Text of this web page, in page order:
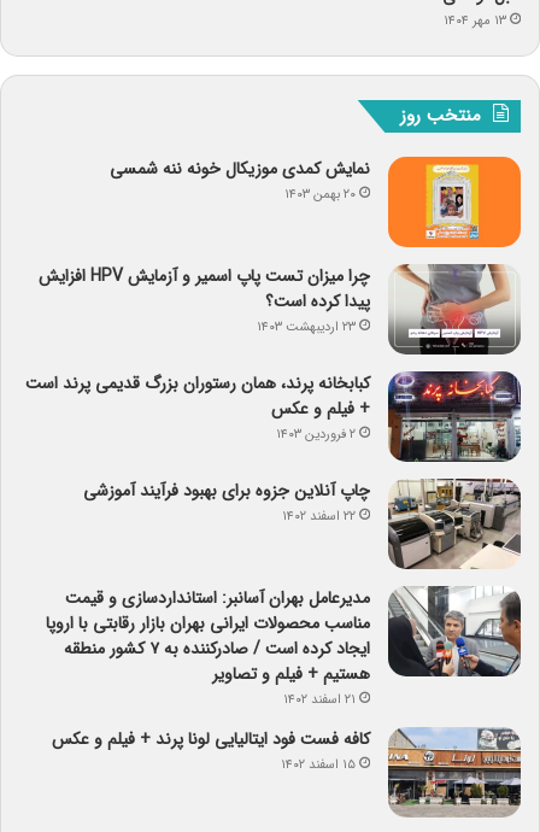
۱۳ مهر ۱۴۰۴
منتخب روز
نمایش کمدی موزیکال خونه ننه شمسی
۲۰ بهمن ۱۴۰۳
چرا میزان تست پاپ اسمیر و آزمایش HPV افزایش
پیدا کرده است؟
۲۳ اردیبهشت ۱۴۰۳
کبابخانه پرند، همان رستوران بزرگ قدیمی پرند است
+ فیلم و عکس
۲ فروردین ۱۴۰۳
چاپ آنلاین جزوه برای بهبود فرآیند آموزشی
۲۲ اسفند ۱۴۰۲
مدیرعامل بهران آسانبر: استانداردسازی و قیمت
مناسب محصولات ایرانی بهران بازار رقابتی با اروپا
ایجاد کرده است / صادرکننده به ۷ کشور منطقه
هستیم + فیلم و تصاویر
۲۱ اسفند ۱۴۰۲
کافه فست فود ایتالیایی لونا پرند + فیلم و عکس
۱۵ اسفند ۱۴۰۲